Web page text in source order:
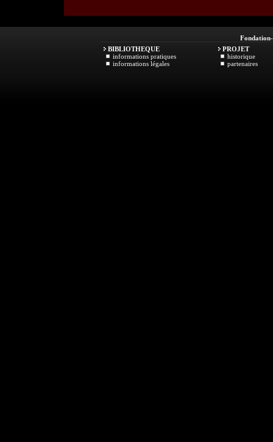
Fondation
BIBLIOTHEQUE
informations pratiques
informations légales
PROJET
historique
partenaires